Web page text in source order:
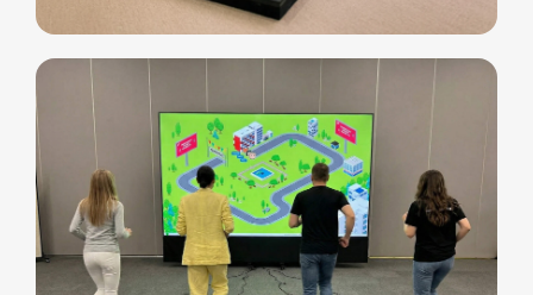
Свяжитесь с нами
любым удобным
для вас способом